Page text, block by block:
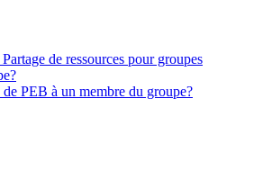
de ressources pour groupes
PEB à un membre du groupe?